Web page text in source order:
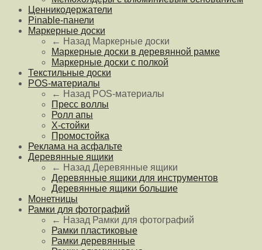
Ценникодержатели
Pinable-панели
Маркерные доски
← Назад Маркерные доски
Маркерные доски в деревянной рамке
Маркерные доски с полкой
Текстильные доски
POS-материалы
← Назад POS-материалы
Пресс воллы
Ролл апы
Х-стойки
Промостойка
Реклама на асфальте
Деревянные ящики
← Назад Деревянные ящики
Деревянные ящики для инструментов
Деревянные ящики большие
Монетницы
Рамки для фотографий
← Назад Рамки для фотографий
Рамки пластиковые
Рамки деревянные